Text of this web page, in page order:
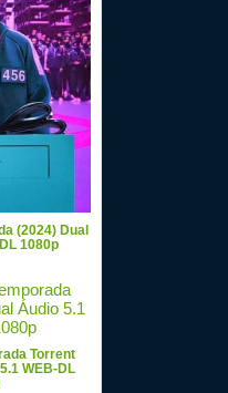
(2024) Dual
1080p
Torrent
WEB-DL